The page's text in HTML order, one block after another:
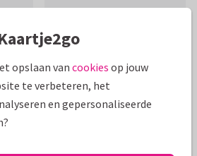
kaart
opslaan van cookies op jouw
te verbeteren, het
en gepersonaliseerde